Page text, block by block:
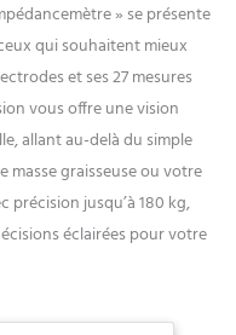
» se présente
qui souhaitent mieux
et ses 27 mesures
vous offre une vision
allant au-delà du simple
masse graisseuse ou votre
précision jusqu’à 180 kg,
éclairées pour votre